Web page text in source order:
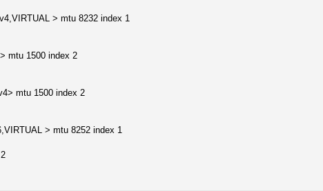
> mtu 8232 index 1
mtu 1500 index 2
mtu 1500 index 2
> mtu 8252 index 1